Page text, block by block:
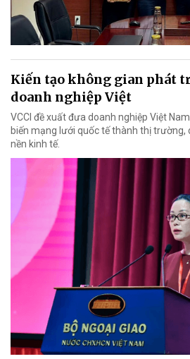
Kiến tạo không gian phát
doanh nghiệp Việt
VCCI đề xuất đưa doanh nghiệp Việt
biến mạng lưới quốc tế thành thị trường,
nền kinh tế.